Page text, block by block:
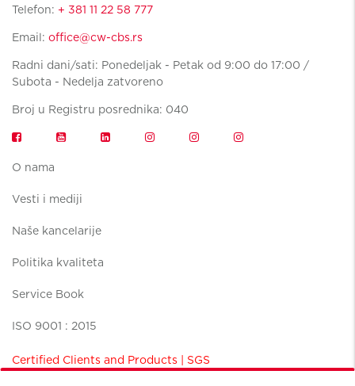
Telefon: + 381 11 22 58 777
Email: office@cw-cbs.rs
Radni dani/sati: Ponedeljak - Petak od 9:00 do 17:00 /
Subota - Nedelja zatvoreno
Broj u Registru posrednika: 040
O nama
Vesti i mediji
Naše kancelarije
Politika kvaliteta
Service Book
ISO 9001 : 2015
Certified Clients and Products | SGS